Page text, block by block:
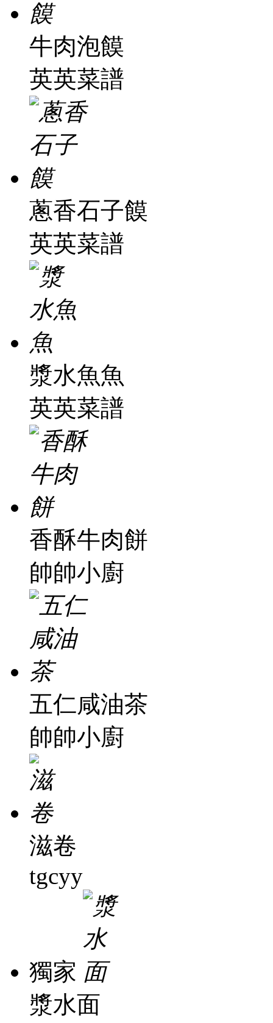
牛肉泡饃
英英菜譜
蔥香石子饃
英英菜譜
漿水魚魚
英英菜譜
香酥牛肉餅
帥帥小廚
五仁咸油茶
帥帥小廚
滋卷
tgcyy
獨家
漿水面